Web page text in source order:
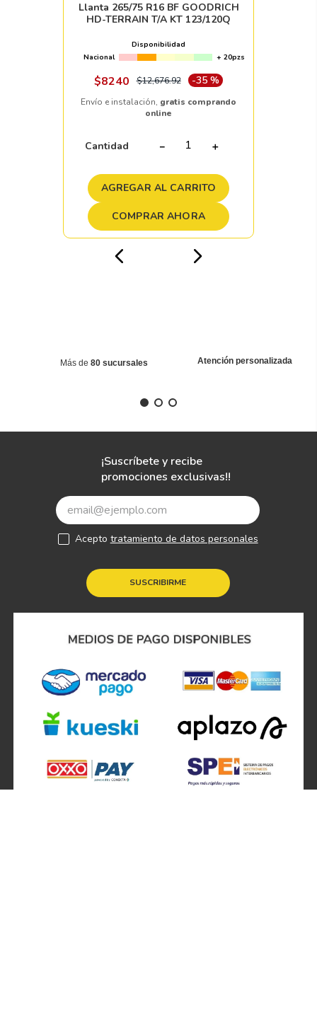
Llanta 265/75 R16 BF GOODRICH
HD-TERRAIN T/A KT 123/120Q
Disponibilidad
Nacional
+ 20pzs
$8240 $12,676.92 -35 %
Envío e instalación, gratis comprando
online
Cantidad ＋
－
AGREGAR AL CARRITO
COMPRAR AHORA
Más de 80 sucursales Atención personalizada
¡Suscríbete y recibe
promociones exclusivas!!
SUSCRIBIRME
Acepto tratamiento de datos personales